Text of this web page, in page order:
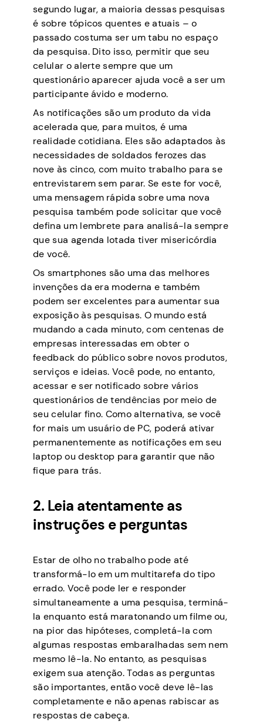
segundo lugar, a maioria dessas pesquisas
é sobre tópicos quentes e atuais – o
passado costuma ser um tabu no espaço
da pesquisa. Dito isso, permitir que seu
celular o alerte sempre que um
questionário aparecer ajuda você a ser um
participante ávido e moderno.
As notificações são um produto da vida
acelerada que, para muitos, é uma
realidade cotidiana. Eles são adaptados às
necessidades de soldados ferozes das
nove às cinco, com muito trabalho para se
entrevistarem sem parar. Se este for você,
uma mensagem rápida sobre uma nova
pesquisa também pode solicitar que você
defina um lembrete para analisá-la sempre
que sua agenda lotada tiver misericórdia
de você.
Os smartphones são uma das melhores
invenções da era moderna e também
podem ser excelentes para aumentar sua
exposição às pesquisas. O mundo está
mudando a cada minuto, com centenas de
empresas interessadas em obter o
feedback do público sobre novos produtos,
serviços e ideias. Você pode, no entanto,
acessar e ser notificado sobre vários
questionários de tendências por meio de
seu celular fino. Como alternativa, se você
for mais um usuário de PC, poderá ativar
permanentemente as notificações em seu
laptop ou desktop para garantir que não
fique para trás.
2. Leia atentamente as
instruções e perguntas
Estar de olho no trabalho pode até
transformá-lo em um multitarefa do tipo
errado. Você pode ler e responder
simultaneamente a uma pesquisa, terminá-
la enquanto está maratonando um filme ou,
na pior das hipóteses, completá-la com
algumas respostas embaralhadas sem nem
mesmo lê-la. No entanto, as pesquisas
exigem sua atenção. Todas as perguntas
são importantes, então você deve lê-las
completamente e não apenas rabiscar as
respostas de cabeça.